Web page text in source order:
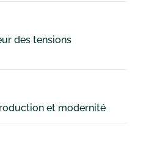
des tensions
et modernité